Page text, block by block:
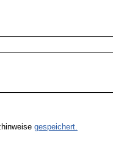
gespeichert.